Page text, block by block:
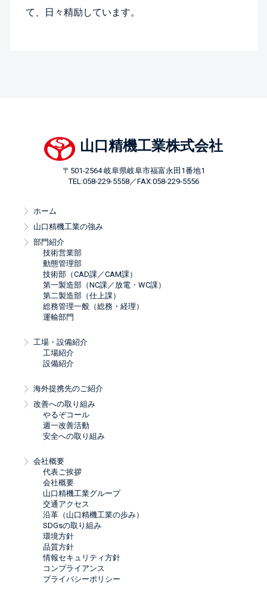
て、日々精励しています。
山口精機工業株式会社
〒501-2564 岐阜県岐阜市福富永田1番地1
TEL:058-229-5558／FAX:058-229-5556
ホーム
山口精機工業の強み
部門紹介
技術営業部
動態管理部
技術部（CAD課／CAM課）
第一製造部（NC課／放電・WC課）
第二製造部（仕上課）
総務管理一般（総務・経理）
運輸部門
工場・設備紹介
工場紹介
設備紹介
海外提携先のご紹介
改善への取り組み
やるぞコール
週一改善活動
安全への取り組み
会社概要
代表ご挨拶
会社概要
山口精機工業グループ
交通アクセス
沿革（山口精機工業の歩み）
SDGsの取り組み
環境方針
品質方針
情報セキュリティ方針
コンプライアンス
プライバシーポリシー